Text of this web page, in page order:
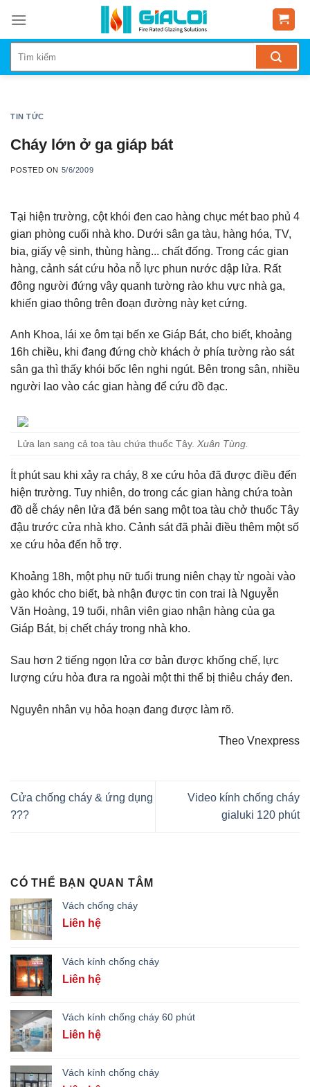
content
TIN TỨC
Cháy lớn ở ga giáp bát
POSTED ON 5/6/2009
Tại hiện trường, cột khói đen cao hàng chục mét bao phủ 4
gian phòng cuối nhà kho. Dưới sân ga tàu, hàng hóa, TV,
bia, giấy vệ sinh, thùng hàng... chất đống. Trong các gian
hàng, cảnh sát cứu hỏa nỗ lực phun nước dập lửa. Rất
đông người đứng vây quanh tường rào khu vực nhà ga,
khiến giao thông trên đoạn đường này kẹt cứng.
Anh Khoa, lái xe ôm tại bến xe Giáp Bát, cho biết, khoảng
16h chiều, khi đang đứng chờ khách ở phía tường rào sát
sân ga thì thấy khói bốc lên nghi ngút. Bên trong sân, nhiều
người lao vào các gian hàng để cứu đồ đạc.
Lửa lan sang cả toa tàu chứa thuốc Tây. Xuân Tùng.
Ít phút sau khi xảy ra cháy, 8 xe cứu hỏa đã được điều đến
hiện trường. Tuy nhiên, do trong các gian hàng chứa toàn
đồ dễ cháy nên lửa đã bén sang một toa tàu chở thuốc Tây
đậu trước cửa nhà kho. Cảnh sát đã phải điều thêm một số
xe cứu hỏa đến hỗ trợ.
Khoảng 18h, một phụ nữ tuổi trung niên chạy từ ngoài vào
gào khóc cho biết, bà nhận được tin con trai là Nguyễn
Văn Hoàng, 19 tuổi, nhân viên giao nhận hàng của ga
Giáp Bát, bị chết cháy trong nhà kho.
Sau hơn 2 tiếng ngọn lửa cơ bản được khống chế, lực
lượng cứu hỏa đưa ra ngoài một thi thể bị thiêu cháy đen.
Nguyên nhân vụ hỏa hoạn đang được làm rõ.
Theo Vnexpress
Cửa chống cháy & ứng dụng
???
Video kính chống cháy
gialuki 120 phút
CÓ THỂ BẠN QUAN TÂM
Vách chống cháy
Liên hệ
Vách kính chống cháy
Liên hệ
Vách kính chống cháy 60 phút
Liên hệ
Vách kính chống cháy